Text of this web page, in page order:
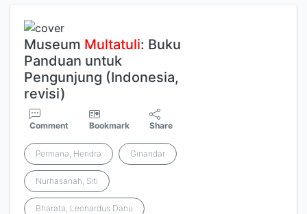
Museum Multatuli: Buku
Panduan untuk
Pengunjung (Indonesia,
revisi)
Comment Bookmark Share
Permana, Hendra Ginandar
Nurhasanah, Siti
Bharata, Leonardus Danu